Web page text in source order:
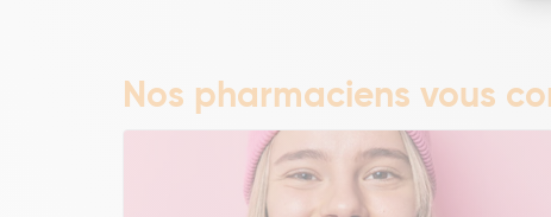
Nos pharmaciens vous